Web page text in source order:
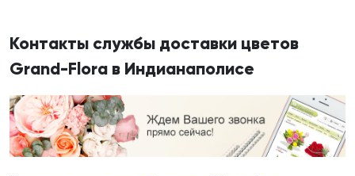
Контакты службы доставки цветов
Grand-Flora в Индианаполисе